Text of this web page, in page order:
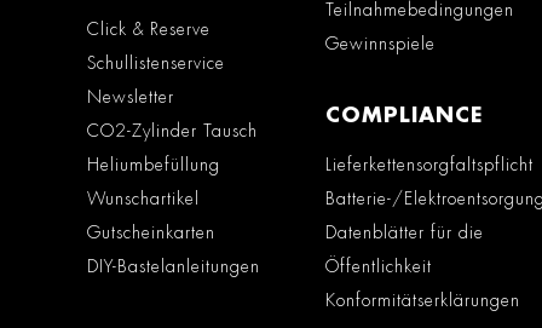
Click & Reserve
Schullistenservice
Newsletter
CO2-Zylinder Tausch
Heliumbefüllung
Wunschartikel
Gutscheinkarten
DIY-Bastelanleitungen
Teilnahmebedingungen
Gewinnspiele
COMPLIANCE
Lieferkettensorgfaltspflicht
Batterie-/Elektroentsorgung
Datenblätter für die
Öffentlichkeit
Konformitätserklärungen